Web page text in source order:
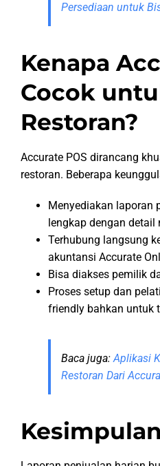
Persediaan untuk
Kenapa
Cocok
Restoran?
Accurate POS dirancang
restoran. Beberapa
Menyediakan laporan
lengkap dengan
Terhubung langsung
akuntansi Accurate
Bisa diakses pemilik
Proses setup dan
friendly bahkan untuk
Baca juga: Aplikasi
Restoran Dari
Kesimpulan